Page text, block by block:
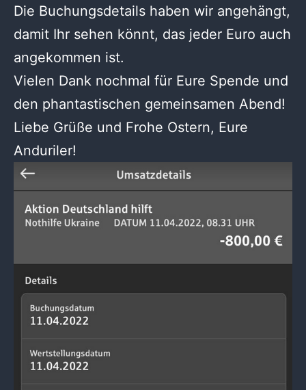
Die Buchungsdetails haben wir angehängt,
damit Ihr sehen könnt, das jeder Euro auch
angekommen ist.
Vielen Dank nochmal für Eure Spende und
den phantastischen gemeinsamen Abend!
Liebe Grüße und Frohe Ostern, Eure
Anduriler!